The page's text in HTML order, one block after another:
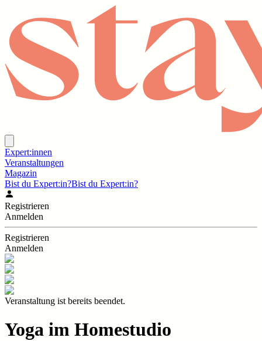
Expert:innen
Veranstaltungen
Magazin
Bist du Expert:in?Bist du Expert:in?
Registrieren
Anmelden
Registrieren
Anmelden
Veranstaltung ist bereits beendet.
Yoga im Homestudio